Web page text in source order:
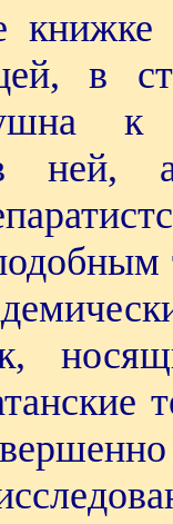
книжке
в
в ней,